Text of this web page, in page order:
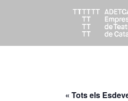
« Tots els